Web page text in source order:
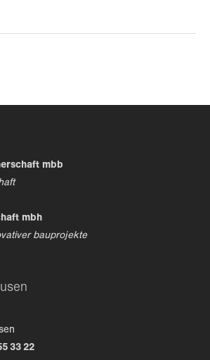
suite 600
94102
890
mbb
mbh
bauprojekte
33 22